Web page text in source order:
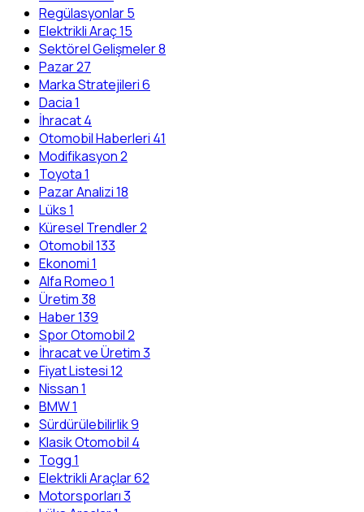
Regülasyonlar5
Elektrikli Araç15
Sektörel Gelişmeler8
Pazar27
Marka Stratejileri6
Dacia1
İhracat4
Otomobil Haberleri 41
Modifikasyon2
Toyota1
Pazar Analizi18
Lüks1
Küresel Trendler2
Otomobil133
Ekonomi1
Alfa Romeo1
Üretim38
Haber139
Spor Otomobil2
İhracat ve Üretim3
Fiyat Listesi12
Nissan1
BMW1
Sürdürülebilirlik9
Klasik Otomobil 4
Togg1
Elektrikli Araçlar62
Motorsporları3